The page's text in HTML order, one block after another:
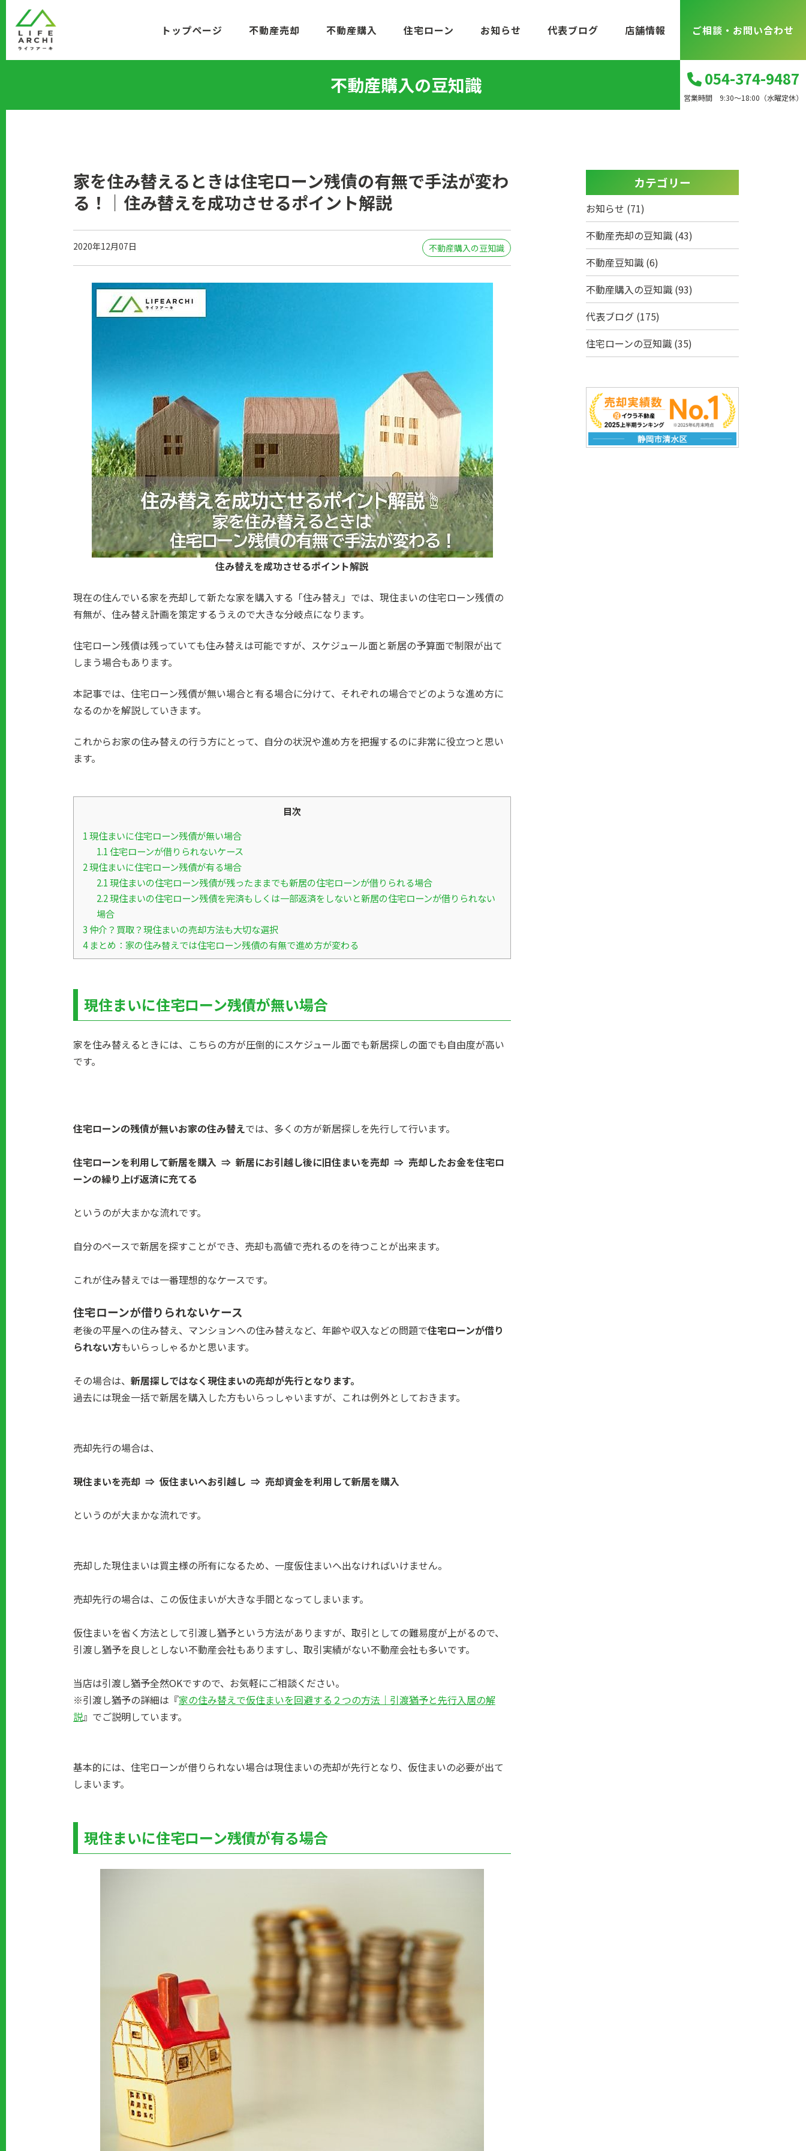
ン
移
054-374-9487
営業時間 9:30～18:00（水曜定休）
トップページ 不動産売却 不動産購入 住宅ローン お知らせ 代表ブログ 店舗情報 ご相談・お問い合わせ
不動産購入の豆知識
家を住み替えるときは住宅ローン残債の有無で手法が変わ
る！｜住み替えを成功させるポイント解説
2020年12月07日 不動産購入の豆知識
住み替えを成功させるポイント解説
現在の住んでいる家を売却して新たな家を購入する「住み替え」では、現住まいの住宅ローン残債の
有無が、住み替え計画を策定するうえので大きな分岐点になります。
住宅ローン残債は残っていても住み替えは可能ですが、スケジュール面と新居の予算面で制限が出て
しまう場合もあります。
本記事では、住宅ローン残債が無い場合と有る場合に分けて、それぞれの場合でどのような進め方に
なるのかを解説していきます。
これからお家の住み替えの行う方にとって、自分の状況や進め方を把握するのに非常に役立つと思い
ます。
目次
1現住まいに住宅ローン残債が無い場合
1.1住宅ローンが借りられないケース
2現住まいに住宅ローン残債が有る場合
2.1現住まいの住宅ローン残債が残ったままでも新居の住宅ローンが借りられる場合
2.2現住まいの住宅ローン残債を完済もしくは一部返済をしないと新居の住宅ローンが借りられない
場合
3 仲介？買取？現住まいの売却方法も大切な選択
4まとめ：家の住み替えでは住宅ローン残債の有無で進め方が変わる
現住まいに住宅ローン残債が無い場合
家を住み替えるときには、こちらの方が圧倒的にスケジュール面でも新居探しの面でも自由度が高い
です。
住宅ローンの残債が無いお家の住み替えでは、多くの方が新居探しを先行して行います。
住宅ローンを利用して新居を購入 ⇒ 新居にお引越し後に旧住まいを売却 ⇒ 売却したお金を住宅ロ
ーンの繰り上げ返済に充てる
というのが大まかな流れです。
自分のペースで新居を探すことができ、売却も高値で売れるのを待つことが出来ます。
これが住み替えでは一番理想的なケースです。
住宅ローンが借りられないケース
老後の平屋への住み替え、マンションへの住み替えなど、年齢や収入などの問題で住宅ローンが借り
られない方もいらっしゃるかと思います。
その場合は、 新居探しではなく現住まいの売却が先行となります。
過去には現金一括で新居を購入した方もいらっしゃいますが、これは例外としておきます。
売却先行の場合は、
現住まいを売却 ⇒ 仮住まいへお引越し ⇒ 売却資金を利用して新居を購入
というのが大まかな流れです。
売却した現住まいは買主様の所有になるため、一度仮住まいへ出なければいけません。
売却先行の場合は、この仮住まいが大きな手間となってしまいます。
仮住まいを省く方法として引渡し猶予という方法がありますが、取引としての難易度が上がるので、
引渡し猶予を良しとしない不動産会社もありますし、取引実績がない不動産会社も多いです。
当店は引渡し猶予全然OKですので、お気軽にご相談ください。
※引渡し猶予の詳細は『家の住み替えで仮住まいを回避する２つの方法｜引渡猶予と先行入居の解
説』でご説明しています。
基本的には、住宅ローンが借りられない場合は現住まいの売却が先行となり、仮住まいの必要が出て
しまいます。
現住まいに住宅ローン残債が有る場合
カテゴリー
お知らせ (71)
不動産売却の豆知識 (43)
不動産豆知識 (6)
不動産購入の豆知識 (93)
代表ブログ (175)
住宅ローンの豆知識 (35)